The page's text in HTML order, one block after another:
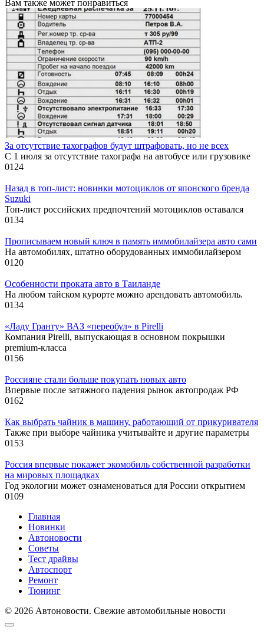
Вам также может понравиться
За отсутствие тахографов будут штрафовать, но не всех
С 1 июля за отсутствие тахографа на автобусе или грузовике
0124
Назад в топ-лист: новинки мотоциклов от японского бренда
Suzuki
Топ-лист российских предпочтений мотоциклов оставался
0134
Прописываем новый ключ в память иммобилайзера авто сами
На автомобилях, штатно оборудованных иммобилайзером
0120
Особенности проката авто в Таиланде
На любом тайском курорте можно арендовать автомобиль.
0134
«Ладу Гранту» ВАЗ «переобул» в Pirelli
Компания Pirelli, выпускающая в основном покрышки
premium-класса
0156
Россияне стали больше покупать новых авто
Впервые после затяжного падения рынок автопродаж РФ
0162
Как выбрать чайник в машину, работающий от прикуривателя
Также при выборе чайника учитывайте и другие параметры
0153
Россия впервые покажет экомобиль собственной разработки
на мировых площадках
Год экологии может ознаменоваться для России открытием
0109
Главная
Новинки
Автоновости
Советы
Тест драйвы
Автоспорт
Ремонт
Тюнинг
© 2026 Автоновости. Свежие автомобильные новости